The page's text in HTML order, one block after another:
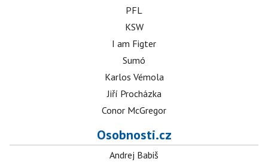
PFL
KSW
I am Figter
Sumó
Karlos Vémola
Jiří Procházka
Conor McGregor
Osobnosti.cz
Andrej Babiš